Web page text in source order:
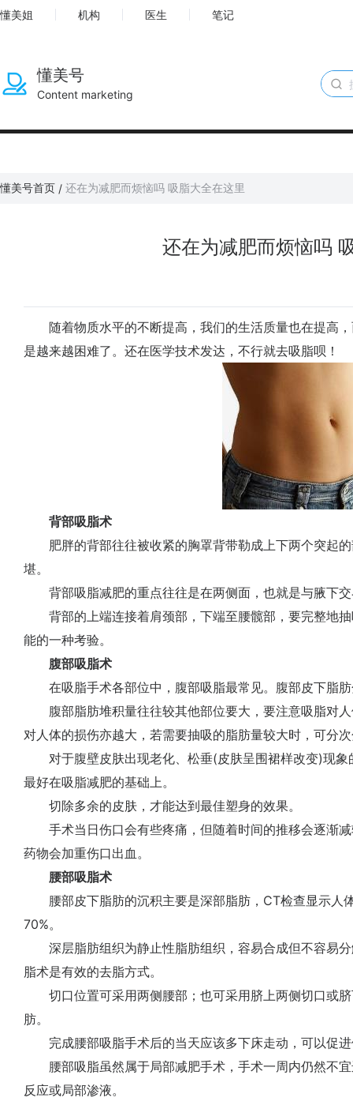
懂美姐 机构 医生 笔记
懂美号
Content marketing
懂美号首页 / 还在为减肥而烦恼吗 吸脂大全在这里
还在为减肥而烦恼吗
随着物质水平的不断提高，我们的生活质量也在提高，
是越来越困难了。还在医学技术发达，不行就去吸脂呗！
背部吸脂术
肥胖的背部往往被收紧的胸罩背带勒成上下两个突起的
堪。
背部吸脂减肥的重点往往是在两侧面，也就是与腋下交
背部的上端连接着肩颈部，下端至腰髋部，要完整地抽
能的一种考验。
腹部吸脂术
在吸脂手术各部位中，腹部吸脂最常见。腹部皮下脂肪
腹部脂肪堆积量往往较其他部位要大，要注意吸脂对人
对人体的损伤亦越大，若需要抽吸的脂肪量较大时，可分
对于腹壁皮肤出现老化、松垂(皮肤呈围裙样改变)现象
最好在吸脂减肥的基础上。
切除多余的皮肤，才能达到最佳塑身的效果。
手术当日伤口会有些疼痛，但随着时间的推移会逐渐减
药物会加重伤口出血。
腰部吸脂术
腰部皮下脂肪的沉积主要是深部脂肪，CT检查显示人
70%。
深层脂肪组织为静止性脂肪组织，容易合成但不容易分
脂术是有效的去脂方式。
切口位置可采用两侧腰部；也可采用脐上两侧切口或脐
肪。
完成腰部吸脂手术后的当天应该多下床走动，可以促进
腰部吸脂虽然属于局部减肥手术，手术一周内仍然不宜
反应或局部渗液。